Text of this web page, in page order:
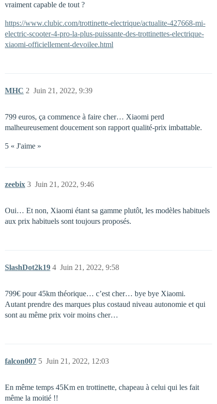
vraiment capable de tout ?
https://www.clubic.com/trottinette-electrique/actualite-427668-mi-
electric-scooter-4-pro-la-plus-puissante-des-trottinettes-electrique-
xiaomi-officiellement-devoilee.html
MHC Juin 21, 2022, 9:39
2
799 euros, ça commence à faire cher… Xiaomi perd
malheureusement doucement son rapport qualité-prix imbattable.
5 « J'aime »
zeebix Juin 21, 2022, 9:46
3
Oui… Et non, Xiaomi étant sa gamme plutôt, les modèles habituels
aux prix habituels sont toujours proposés.
SlashDot2k19 Juin 21, 2022, 9:58
4
799€ pour 45km théorique… c’est cher… bye bye Xiaomi.
Autant prendre des marques plus costaud niveau autonomie et qui
sont au même prix voir moins cher…
falcon007 Juin 21, 2022, 12:03
5
En même temps 45Km en trottinette, chapeau à celui qui les fait
même la moitié !!